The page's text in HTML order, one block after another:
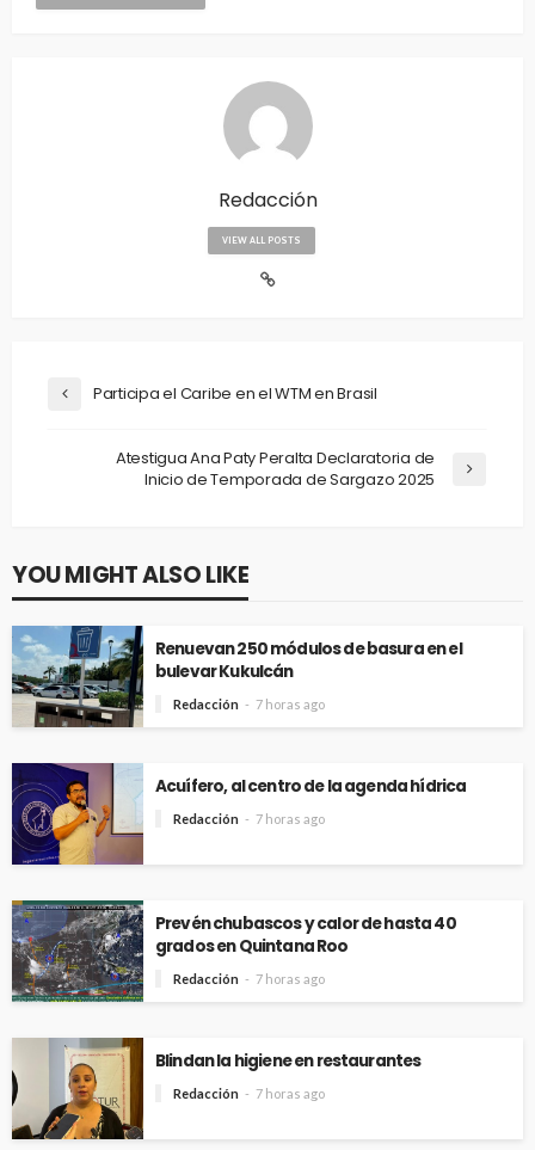
Redacción
VIEW ALL POSTS
Participa el Caribe en el WTM en Brasil
Atestigua Ana Paty Peralta Declaratoria de
Inicio de Temporada de Sargazo 2025
YOU MIGHT ALSO LIKE
Renuevan 250 módulos de basura en el
bulevar Kukulcán
Redacción 7 horas ago
Acuífero, al centro de la agenda hídrica
Redacción 7 horas ago
Prevén chubascos y calor de hasta 40
grados en Quintana Roo
Redacción 7 horas ago
Blindan la higiene en restaurantes
Redacción 7 horas ago